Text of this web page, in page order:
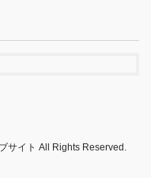
サイト All Rights Reserved.